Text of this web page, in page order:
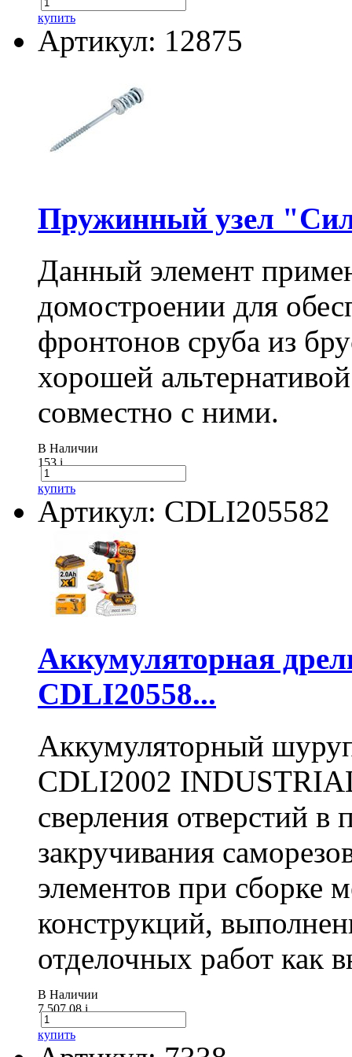
купить
Артикул: 12875
Пружинный узел
Данный элемент
домостроении для
фронтонов сруба из
хорошей
совместно с ними.
В Наличии
153i
купить
Артикул: CDLI205582
Аккумуляторная
CDLI20558...
Аккумуляторный
CDLI2002
сверления отверстий в
закручивания
элементов при сборке
конструкций,
отделочных работ как
В Наличии
7 507.08i
купить